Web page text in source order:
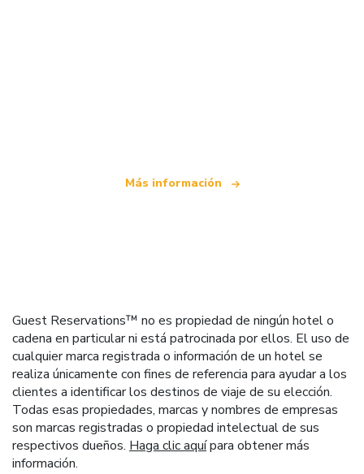
Más información
Guest Reservations™ no es propiedad de ningún hotel o
cadena en particular ni está patrocinada por ellos. El uso de
cualquier marca registrada o información de un hotel se
realiza únicamente con fines de referencia para ayudar a los
clientes a identificar los destinos de viaje de su elección.
Todas esas propiedades, marcas y nombres de empresas
son marcas registradas o propiedad intelectual de sus
respectivos dueños. Haga clic aquípara obtener más
información.